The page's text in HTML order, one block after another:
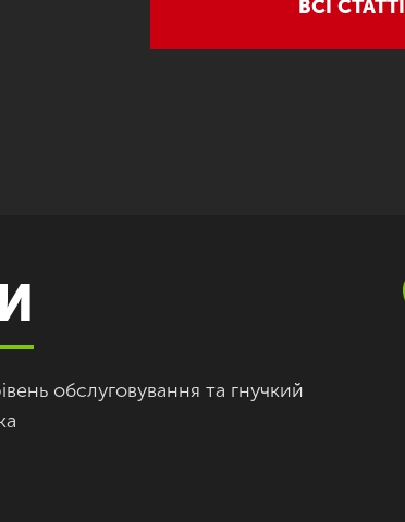
ВСІ СТАТТІ
обслуговування та гнучкий